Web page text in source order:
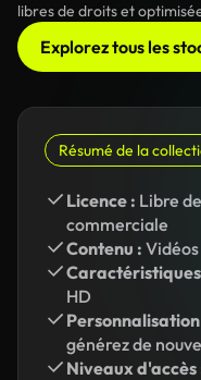
libres de droits et
Explorez tous les
Résumé de la
Licence : Libre
commerciale
Contenu :
HD
générez de
Niveaux d'accès